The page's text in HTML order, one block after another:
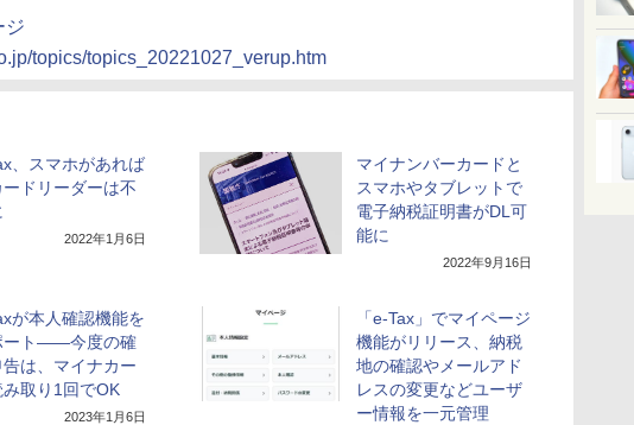
ジ
topics/topics_20221027_verup.htm
、スマホがあれば
ードリーダーは不
2022年1月6日
マイナンバーカードと
スマホやタブレットで
電子納税証明書がDL可
能に
2022年9月16日
が本人確認機能を
ート――今度の確
告は、マイナカー
み取り1回でOK
2023年1月6日
「e-Tax」でマイページ
機能がリリース、納税
地の確認やメールアド
レスの変更などユーザ
ー情報を一元管理